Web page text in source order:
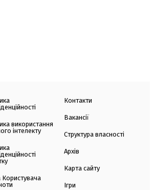
використання
інтелекту
Користувача
Контакти
Вакансії
Структура власності
Архів
Карта сайту
Ігри